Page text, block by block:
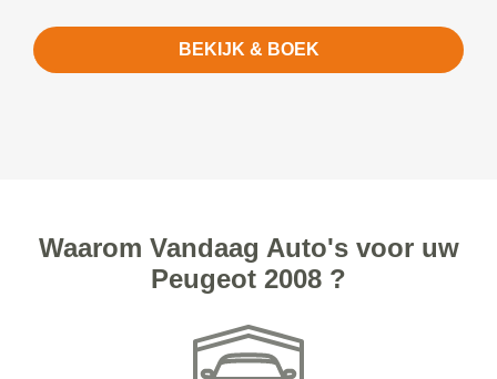
BEKIJK & BOEK
Waarom Vandaag Auto's voor uw
Peugeot 2008 ?